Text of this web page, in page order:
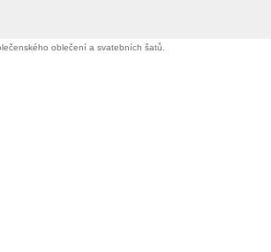
oblečení a svatebních šatů.